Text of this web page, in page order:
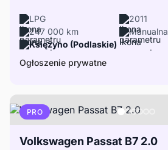
LPG
2011
247 000 km
Manualna
Księżyno (Podlaskie)
Ogłoszenie prywatne
PRO
Volkswagen Passat B7 2.0